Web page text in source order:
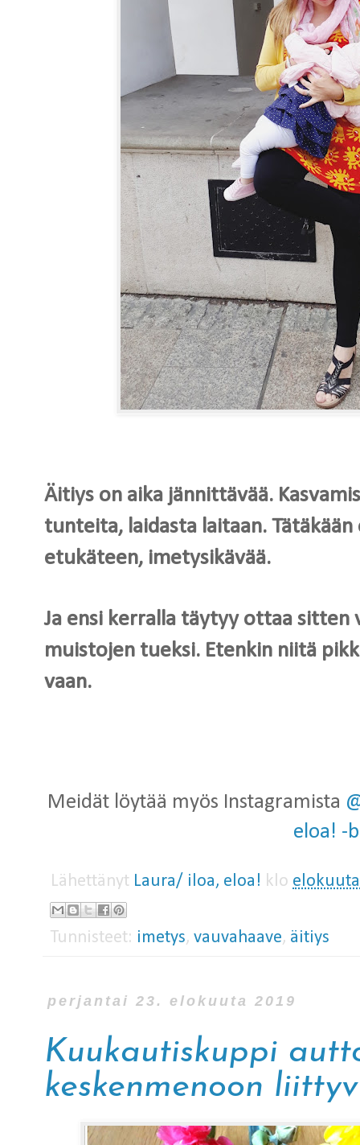
Äitiys on aika jännittävää.
tunteita, laidasta laitaan.
etukäteen, imetysikävää.
Ja ensi kerralla täytyy ottaa sitten
muistojen tueksi. Etenkin niitä
vaan.
Meidät löytää myös Instagramista
eloa! -
Lähettänyt Laura/ iloa, eloa! klo
Tunnisteet: imetys, vauvahaave, äitiys
perjantai 23. elokuuta 2019
Kuukautiskuppi
keskenmenoon